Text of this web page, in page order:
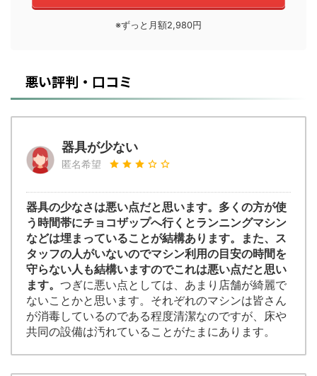
※ずっと月額2,980円
悪い評判・口コミ
器具が少ない
匿名希望
器具の少なさは悪い点だと思います。多くの方が使
う時間帯にチョコザップへ行くとランニングマシン
などは埋まっていることが結構あります。また、ス
タッフの人がいないのでマシン利用の目安の時間を
守らない人も結構いますのでこれは悪い点だと思い
ます。 つぎに悪い点としては、あまり店舗が綺麗で
ないことかと思います。それぞれのマシンは皆さん
が消毒しているのである程度清潔なのですが、床や
共同の設備は汚れていることがたまにあります。